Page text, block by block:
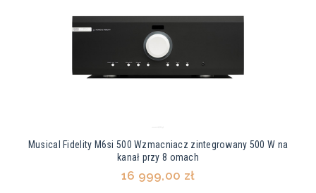
Musical Fidelity M6si 500 Wzmacniacz zintegrowany 500 W na
kanał przy 8 omach
16 999,00 zł